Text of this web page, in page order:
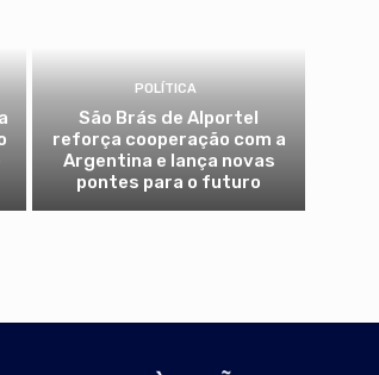
POLÍTICA
São Brás de Alportel
reforça cooperação com a
Argentina e lança novas
pontes para o futuro